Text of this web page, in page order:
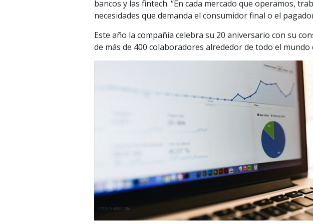
bancos y las fintech. “En cada mercado que operamos,
necesidades que demanda el consumidor final o el
Este año la compañía celebra su 20 aniversario con su
de más de 400 colaboradores alrededor de todo el